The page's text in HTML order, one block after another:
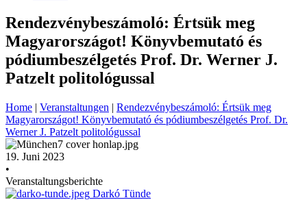
Rendezvénybeszámoló: Értsük meg
Magyarországot! Könyvbemutató és
pódiumbeszélgetés Prof. Dr. Werner J.
Patzelt politológussal
Home | Veranstaltungen | Rendezvénybeszámoló: Értsük meg
Magyarországot! Könyvbemutató és pódiumbeszélgetés Prof. Dr.
Werner J. Patzelt politológussal
19. Juni 2023
•
Veranstaltungsberichte
Darkó Tünde